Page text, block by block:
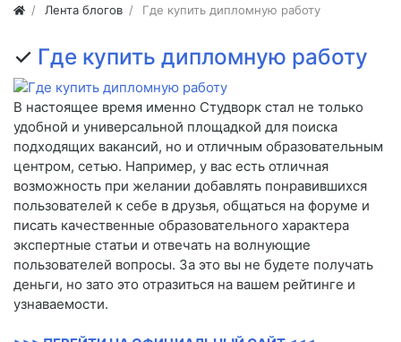
Лента блогов Где купить дипломную работу
✓ Где купить дипломную работу
В настоящее время именно Студворк стал не только
удобной и универсальной площадкой для поиска
подходящих вакансий, но и отличным образовательным
центром, сетью. Например, у вас есть отличная
возможность при желании добавлять понравившихся
пользователей к себе в друзья, общаться на форуме и
писать качественные образовательного характера
экспертные статьи и отвечать на волнующие
пользователей вопросы. За это вы не будете получать
деньги, но зато это отразиться на вашем рейтинге и
узнаваемости.